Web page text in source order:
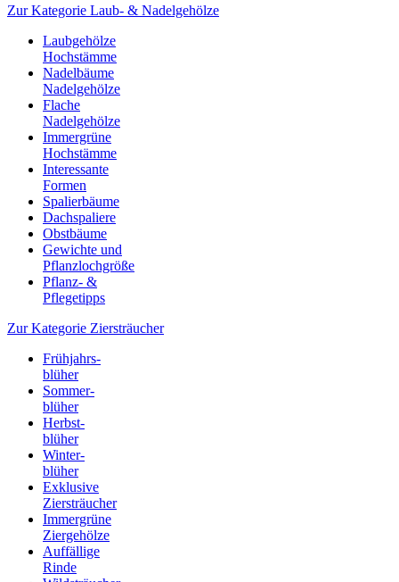
Zur Kategorie Laub- & Nadelgehölze
Laubgehölze
Hochstämme
Nadelbäume
Nadelgehölze
Flache
Nadelgehölze
Immergrüne
Hochstämme
Interessante
Formen
Spalierbäume
Dachspaliere
Obstbäume
Gewichte und
Pflanzlochgröße
Pflanz- &
Pflegetipps
Zur Kategorie Ziersträucher
Frühjahrs-
blüher
Sommer-
blüher
Herbst-
blüher
Winter-
blüher
Exklusive
Ziersträucher
Immergrüne
Ziergehölze
Auffällige
Rinde